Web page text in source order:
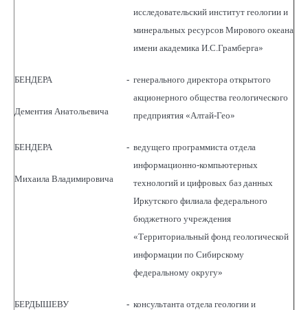
исследовательский институт геологии и
минеральных ресурсов Мирового океана
имени академика И.С.Грамберга»
БЕНДЕРА
Дементия Анатольевича
- генерального директора открытого
акционерного общества геологического
предприятия «Алтай-Гео»
БЕНДЕРА
Михаила Владимировича
- ведущего программиста отдела
информационно-компьютерных
технологий и цифровых баз данных
Иркутского филиала федерального
бюджетного учреждения
«Территориальный фонд геологической
информации по Сибирскому
федеральному округу»
БЕРДЫШЕВУ - консультанта отдела геологии и